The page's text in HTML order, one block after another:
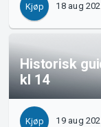
Kjøp 18 aug
Historisk
kl 14
Kjøp 19 aug